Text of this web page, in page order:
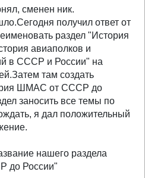
сменен ник.
получил ответ от
раздел "История
авиаполков и
в СССР и России" на
там создать
ШМАС от СССР до
заносить все темы по
я дал положительный
нашего раздела
до России"